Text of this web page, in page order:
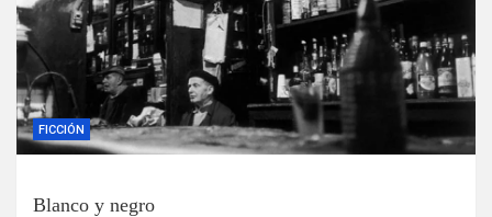
FICCIÓN
Blanco y negro